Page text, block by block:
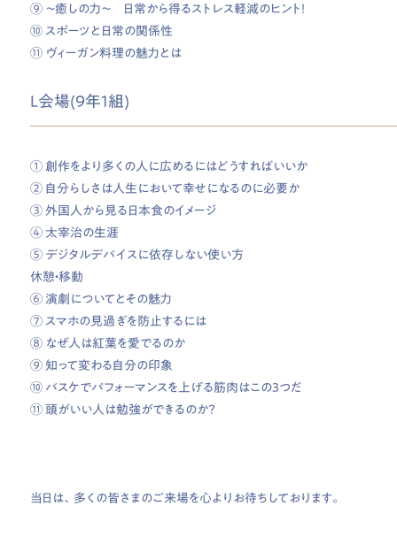
⑨ ～癒しの力～ 日常から得るストレス軽減のヒント！
⑩ スポーツと日常の関係性
⑪ ヴィーガン料理の魅力とは
L会場(9年1組)
① 創作をより多くの人に広めるにはどうすればいいか
② 自分らしさは人生において幸せになるのに必要か
③ 外国人から見る日本食のイメージ
④ 太宰治の生涯
⑤ デジタルデバイスに依存しない使い方
休憩・移動
⑥ 演劇についてとその魅力
⑦ スマホの見過ぎを防止するには
⑧ なぜ人は紅葉を愛でるのか
⑨ 知って変わる自分の印象
⑩ バスケでパフォーマンスを上げる筋肉はこの３つだ
⑪ 頭がいい人は勉強ができるのか？
当日は、多くの皆さまのご来場を心よりお待ちしております。